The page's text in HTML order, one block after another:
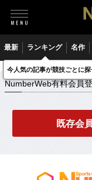
最新 ランキング 名作
NumberWeb有料会員登録
NumberWeb有料会員
既存会
今人気の記事が競技ごとに